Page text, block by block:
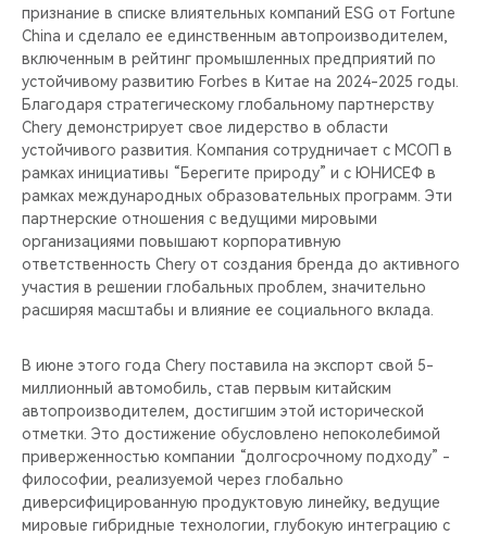
признание в списке влиятельных компаний ESG от Fortune
China и сделало ее единственным автопроизводителем,
включенным в рейтинг промышленных предприятий по
устойчивому развитию Forbes в Китае на 2024-2025 годы.
Благодаря стратегическому глобальному партнерству
Chery демонстрирует свое лидерство в области
устойчивого развития. Компания сотрудничает с МСОП в
рамках инициативы “Берегите природу” и с ЮНИСЕФ в
рамках международных образовательных программ. Эти
партнерские отношения с ведущими мировыми
организациями повышают корпоративную
ответственность Chery от создания бренда до активного
участия в решении глобальных проблем, значительно
расширяя масштабы и влияние ее социального вклада.
В июне этого года Chery поставила на экспорт свой 5-
миллионный автомобиль, став первым китайским
автопроизводителем, достигшим этой исторической
отметки. Это достижение обусловлено непоколебимой
приверженностью компании “долгосрочному подходу” -
философии, реализуемой через глобально
диверсифицированную продуктовую линейку, ведущие
мировые гибридные технологии, глубокую интеграцию с